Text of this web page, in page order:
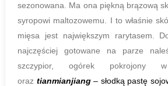
sezonowana. Ma ona piękną brązową
syropowi maltozowemu. I to właśnie
mięsa jest największym rarytasem.
najczęściej gotowane na parze
szczypior, ogórek pokrojony
oraz tianmianjiang– słodką pastę